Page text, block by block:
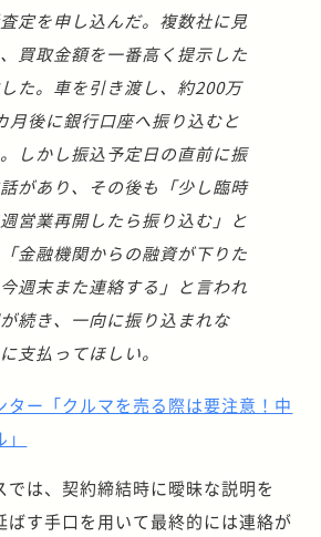
定を申し込んだ。複数社に見
買取金額を一番高く提示した
た。車を引き渡し、約200万
月後に銀行口座へ振り込むと
しかし振込予定日の直前に振
があり、その後も「少し臨時
営業再開したら振り込む」と
金融機関からの融資が下りた
週末また連絡する」と言われ
続き、一向に振り込まれな
支払ってほしい。
ター「クルマを売る際は要注意！中
では、契約締結時に曖昧な説明を
ばす手口を用いて最終的には連絡が